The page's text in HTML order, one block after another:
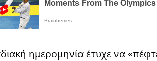
ημερομηνία έτυχε να